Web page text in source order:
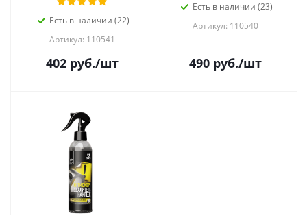
Есть в наличии (22)
Артикул: 110541
402 руб./шт
Есть в наличии (23)
Артикул: 110540
490 руб./шт